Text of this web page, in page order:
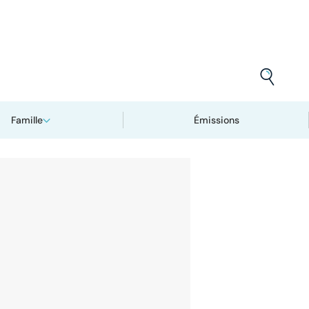
Famille Émissions